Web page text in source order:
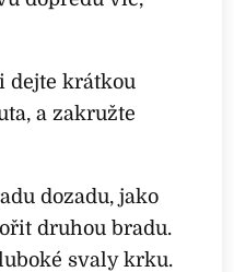
dejte krátkou
a zakružte
dozadu, jako
druhou bradu.
svaly krku.